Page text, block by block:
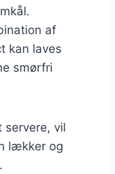
af
kan laves
smørfri
vil
lækker og